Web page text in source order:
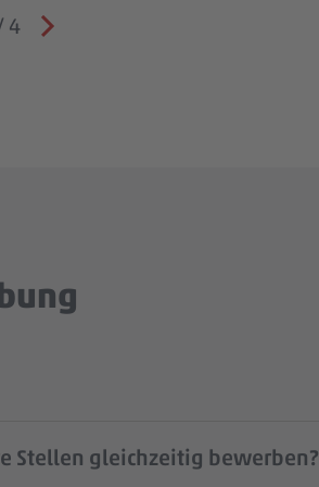
4
Stellen gleichzeitig bewerben?